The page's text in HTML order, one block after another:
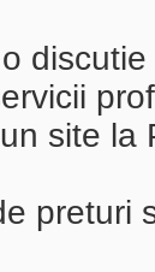
site la
preturi